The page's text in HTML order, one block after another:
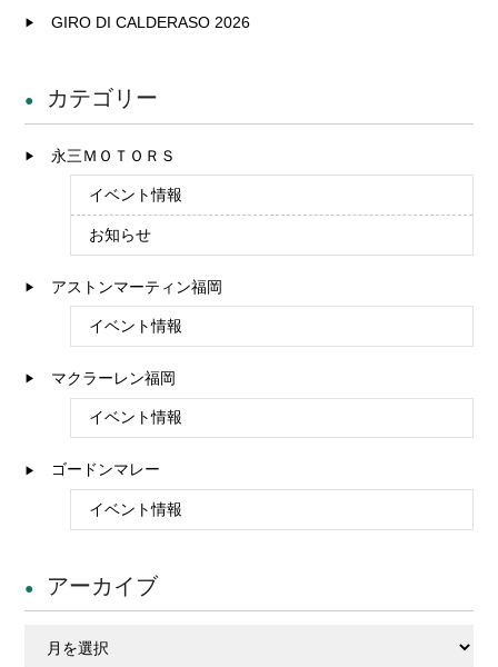
GIRO DI CALDERASO 2026
カテゴリー
永三ＭＯＴＯＲＳ
イベント情報
お知らせ
アストンマーティン福岡
イベント情報
マクラーレン福岡
イベント情報
ゴードンマレー
イベント情報
アーカイブ